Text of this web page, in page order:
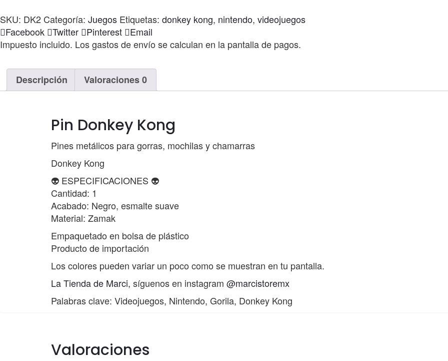
SKU: DK2 Categoría: Juegos Etiquetas: donkey kong, nintendo, videojuegos
Compartir
Facebook Twitter Pinterest
Email
Impuesto incluido. Los gastos de envío se calculan en la pantalla de pagos.
Descripción Valoraciones0
Pin Donkey Kong
Pines metálicos para gorras, mochilas y chamarras
Donkey Kong
👽 ESPECIFICACIONES 👽
Cantidad: 1
Acabado: Negro, esmalte suave
Material: Zamak
Empaquetado en bolsa de plástico
Producto de importación
Los colores pueden variar un poco como se muestran en tu pantalla.
La Tienda de Marci, síguenos en instagram @marcistoremx
Palabras clave: Videojuegos, Nintendo, Gorila, Donkey Kong
Valoraciones